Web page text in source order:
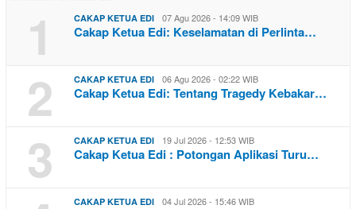
1 CAKAP KETUA EDI 07 Agu 2026 - 14:09 WIB
Cakap Ketua Edi: Keselamatan di Perlinta…
2 CAKAP KETUA EDI 06 Agu 2026 - 02:22 WIB
Cakap Ketua Edi: Tentang Tragedy Kebakar…
3 CAKAP KETUA EDI 19 Jul 2026 - 12:53 WIB
Cakap Ketua Edi : Potongan Aplikasi Turu…
CAKAP KETUA EDI 04 Jul 2026 - 15:46 WIB